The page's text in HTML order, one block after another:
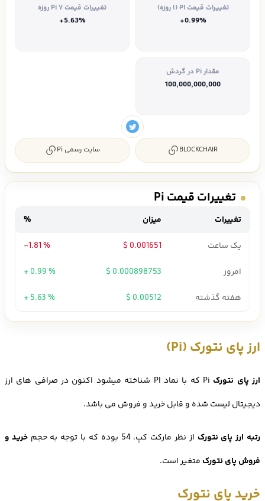
تغییرات قیمت PI (۱ روزه)
+0.99%
تغییرات قیمت Pi ۷ روزه
+5.63%
مقدار Pi در گردش
100,000,000,000
BLOCKCHAIR سایت رسمی Pi
تغییرات قیمت Pi
تغییرات میزان
%
یک ساعت
0.001651 $
-1.81 %
امروز
0.000898753 $
+ 0.99 %
هفته گذشته
0.00512 $
+ 5.63 %
ارز پای نتورک (Pi)
ارز پای نتورک
Pi که با نماد PI شناخته میشود اکنون در صرافی های ارز
دیجیتال لیست شده و قابل خرید و فروش می باشد.
رتبه ارز پای نتورک از نظر مارکت کپ، 54 بوده که با توجه به حجم
خرید و
فروش پای نتورک متغیر است.
خرید پای نتورک